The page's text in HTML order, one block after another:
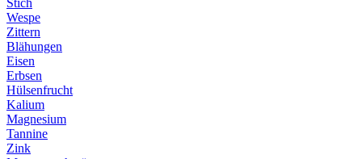
Stich
Wespe
Zittern
Blähungen
Eisen
Erbsen
Hülsenfrucht
Kalium
Magnesium
Tannine
Zink